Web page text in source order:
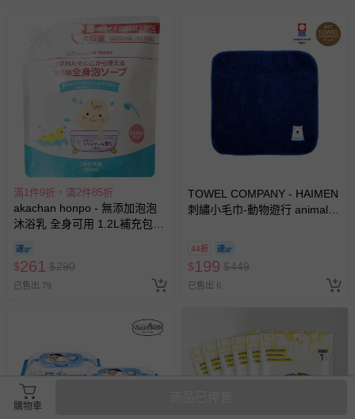
滿1件9折，滿2件85折
akachan honpo - 無添加泡泡
沐浴乳 全身可用 1.2L補充包
$261 $290
已售出 79
TOWEL COMPANY - HAIMEN
刺繡小毛巾-動物遊行 animal
44折
$199 $449
已售出 6
購物車